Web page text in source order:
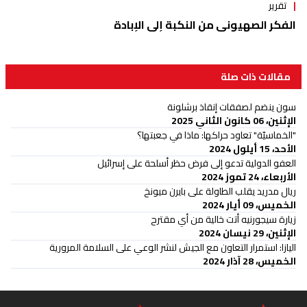
تقرير
الفكر الصهيوني من النكبة إلى الإبادة
مقالات ذات صلة
سون ينضم لصفقات إنقاذ برشلونة
الإثنين، 06 كانون الثاني 2025
"الخماسيّة" تعاود حراكها: ماذا في جعبتها؟
الأحد، 15 أيلول 2024
العفو الدولية تدعو إلى فرض حظر أسلحة على إسرائيل
الأربعاء، 24 تموز 2024
ريال مدريد يقلب الطاولة على بايرن ميونخ
الخميس، 09 أيار 2024
زيارة سيجورنيه أتت خالية من أي مقترح
الإثنين، 29 نيسان 2024
اليازا: استمرار التعاون مع الجيش لنشر الوعي على السلامة المرورية
الخميس، 28 آذار 2024